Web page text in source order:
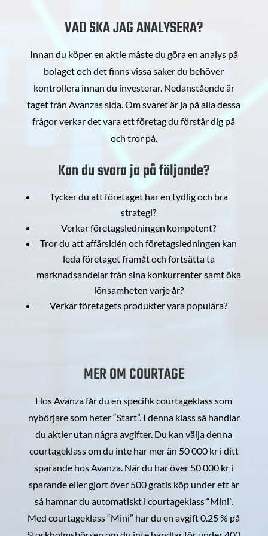
VAD SKA JAG ANALYSERA?
Innan du köper en aktie måste du göra en analys på
bolaget och det finns vissa saker du behöver
kontrollera innan du investerar. Nedanstående är
taget från Avanzas sida. Om svaret är ja på alla dessa
frågor verkar det vara ett företag du förstår dig på
och tror på.
Kan du svara ja på följande?
Tycker du att företaget har en tydlig och bra
strategi?
Verkar företagsledningen kompetent?
Tror du att affärsidén och företagsledningen kan
leda företaget framåt och fortsätta ta
marknadsandelar från sina konkurrenter samt öka
lönsamheten varje år?
Verkar företagets produkter vara populära?
MER OM COURTAGE
Hos Avanza får du en specifik courtageklass som
nybörjare som heter “Start”. I denna klass så handlar
du aktier utan några avgifter. Du kan välja denna
courtageklass om du inte har mer än 50 000 kr i ditt
sparande hos Avanza. När du har över 50 000 kr i
sparande eller gjort över 500 gratis köp under ett år
så hamnar du automatiskt i courtageklass “Mini”.
Med courtageklass “Mini” har du en avgift 0.25 % på